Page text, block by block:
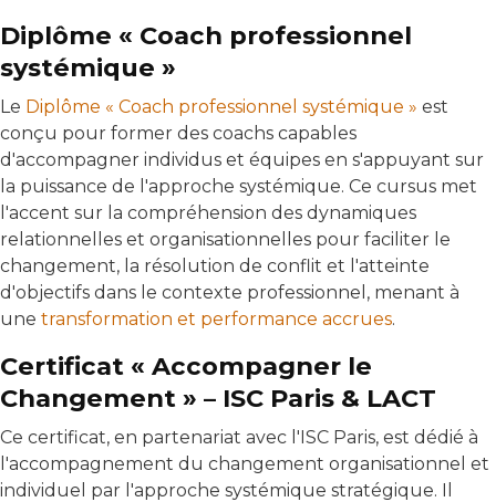
Diplôme « Coach professionnel
systémique »
Le Diplôme « Coach professionnel systémique » est
conçu pour former des coachs capables
d'accompagner individus et équipes en s'appuyant sur
la puissance de l'approche systémique. Ce cursus met
l'accent sur la compréhension des dynamiques
relationnelles et organisationnelles pour faciliter le
changement, la résolution de conflit et l'atteinte
d'objectifs dans le contexte professionnel, menant à
une transformation et performance accrues.
Certificat « Accompagner le
Changement » – ISC Paris & LACT
Ce certificat, en partenariat avec l'ISC Paris, est dédié à
l'accompagnement du changement organisationnel et
individuel par l'approche systémique stratégique. Il